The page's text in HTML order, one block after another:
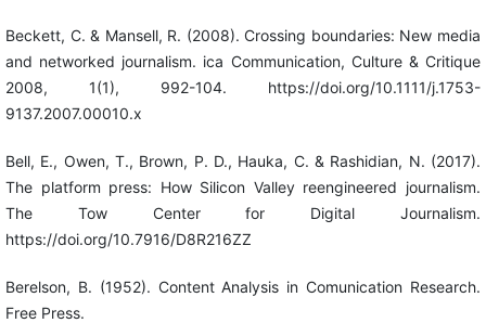
Beckett, C. & Mansell, R. (2008). Crossing boundaries: New media
and networked journalism. ica Communication, Culture & Critique
2008, 1(1), 992-104. https://doi.org/10.1111/j.1753-
9137.2007.00010.x
Bell, E., Owen, T., Brown, P. D., Hauka, C. & Rashidian, N. (2017).
The platform press: How Silicon Valley reengineered journalism.
The Tow Center for Digital Journalism.
https://doi.org/10.7916/D8R216ZZ
Berelson, B. (1952). Content Analysis in Comunication Research.
Free Press.